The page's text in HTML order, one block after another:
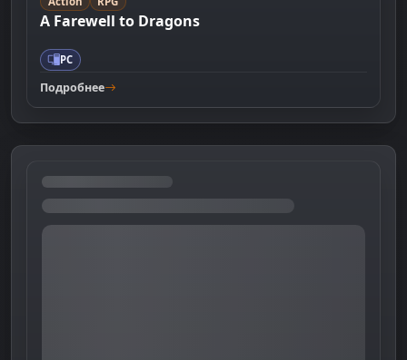
A Farewell to Dragons
PC
Подробнее